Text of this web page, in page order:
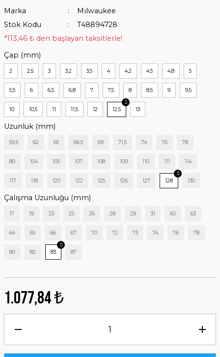
Marka
Milwaukee
Stok Kodu
T48894728
*113,46 ₺ den başlayan taksitlerle!
Çap (mm)
2 2,5 3 3,2 3,5 4 4,2 4,5 4,8 5
5,5 6 6,5 6,8 7 7,5 8 8,5 9 9,5
10 10,5 11 11,5 12 12,5 13
Uzunluk (mm)
59,5 62 65 66,5 69 71,5 74 76 78
80 104 105 107 108 109 110 111 114
117 118 120 122 125 126 127 128 130
Çalışma Uzunluğu (mm)
17 19 23 25 26 28 29 31 60 63
64 65 66 67 70 72 73 74 76 78
80 82 83 87
1.077,84 ₺